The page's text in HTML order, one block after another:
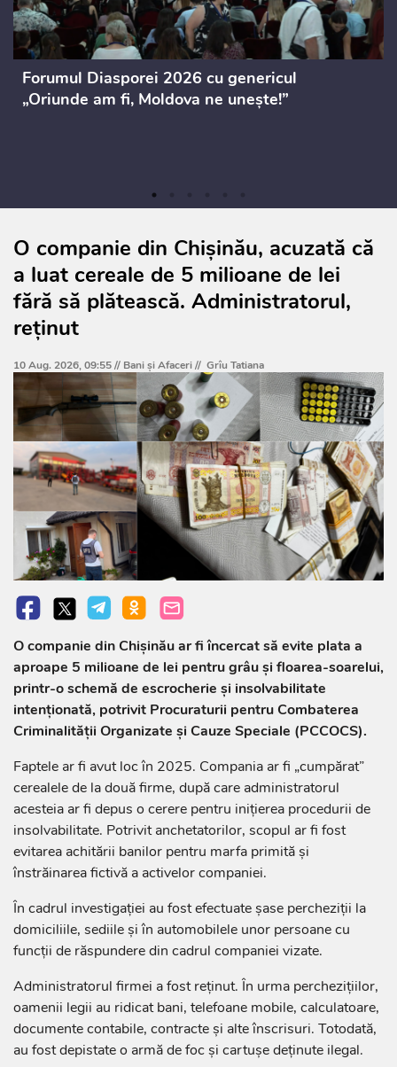
Forumul Diasporei 2026 cu genericul
„Oriunde am fi, Moldova ne unește!”
O companie din Chișinău, acuzată că
a luat cereale de 5 milioane de lei
fără să plătească. Administratorul,
reținut
10 Aug. 2026, 09:55 // Bani și Afaceri// Grîu Tatiana
O companie din Chișinău ar fi încercat să evite plata a
aproape 5 milioane de lei pentru grâu și floarea-soarelui,
printr-o schemă de escrocherie și insolvabilitate
intenționată, potrivit Procuraturii pentru Combaterea
Criminalității Organizate și Cauze Speciale (PCCOCS).
Faptele ar fi avut loc în 2025. Compania ar fi „cumpărat”
cerealele de la două firme, după care administratorul
acesteia ar fi depus o cerere pentru inițierea procedurii de
insolvabilitate. Potrivit anchetatorilor, scopul ar fi fost
evitarea achitării banilor pentru marfa primită și
înstrăinarea fictivă a activelor companiei.
În cadrul investigației au fost efectuate șase percheziții la
domiciliile, sediile și în automobilele unor persoane cu
funcții de răspundere din cadrul companiei vizate.
Administratorul firmei a fost reținut. În urma perchezițiilor,
oamenii legii au ridicat bani, telefoane mobile, calculatoare,
documente contabile, contracte și alte înscrisuri. Totodată,
au fost depistate o armă de foc și cartușe deținute ilegal.